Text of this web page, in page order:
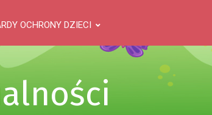
OCHRONY DZIECI